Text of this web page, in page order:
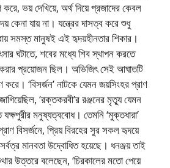
ভয় দেখিয়ে, অর্থ দিয়ে প্রজাদের কেবল
কেনা যায় না। যন্ত্রের দাসত্ব করে শুধু
সমস্ত মানুষই এই হৃদয়হীনতার শিকার।
ঘটাতে, শবের মধ্যে শিব স্থাপন করতে
প্রয়োজন ছিল। অভিজিৎ সেই আঘাতটি
‘বিসর্জন’ নাটকে যেমন জয়সিংহর প্রাণ
‘রক্তকরবী’র রঞ্জনের মৃত্যু যেমন
মনুষ্যত্ববোধ। তেমনি ‘মুক্তধারা’
বিসর্জনে, প্রিয় বিরহের সুর সকল হৃদয়ে
মানবতা উদ্বোধিত হয়েছে। ধনঞ্জয় তাই
উত্তরে বলেছেন, ‘চিরকালের মতো পেয়ে